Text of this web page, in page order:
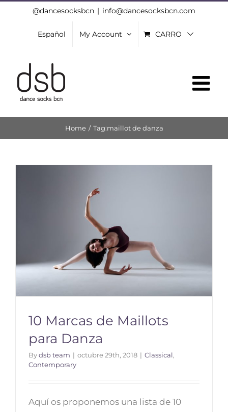
@dancesocksbcn | info@dancesocksbcn.com
Español My Account CARRO
Home / Tag:maillot de danza
10 Marcas de Maillots para
10 Marcas de Maillots
para Danza
Bydsb team | octubre 29th, 2018 | Classical,
Contemporary
Aquí os proponemos una lista de 10